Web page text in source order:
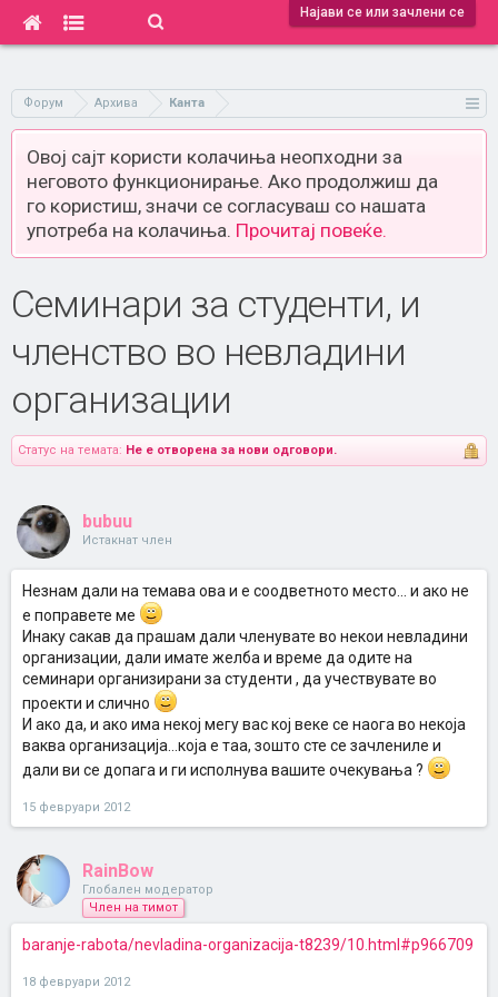
Најави се или зачлени се
Форум Архива Канта
Овој сајт користи колачиња неопходни за
неговото функционирање. Ако продолжиш да
го користиш, значи се согласуваш со нашата
употреба на колачиња. Прочитај повеќе.
Семинари за студенти, и
членство во невладини
организации
Статус на темата: Не е отворена за нови одговори.
bubuu
Истакнат член
Незнам дали на темава ова и е соодветното место... и ако не
е поправете ме
Инаку сакав да прашам дали членувате во некои невладини
организации, дали имате желба и време да одите на
семинари организирани за студенти , да учествувате во
проекти и слично
И ако да, и ако има некој мегу вас кој веке се наога во некоја
ваква организација...која е таа, зошто сте се зачлениле и
дали ви се допага и ги исполнува вашите очекувања ?
15 февруари 2012
RainBow
Глобален модератор
Член на тимот
baranje-rabota/nevladina-organizacija-t8239/10.html#p966709
18 февруари 2012